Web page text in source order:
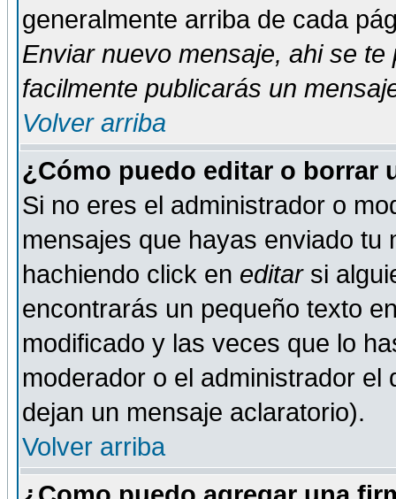
generalmente arriba de cada
Enviar nuevo mensaje, ahi se te
facilmente publicarás un
Volver arriba
¿Cómo puedo editar o borrar
Si no eres el administrador o
mensajes que hayas enviado tu
hachiendo click en editarsi
encontrarás un pequeño texto
modificado y las veces que lo
moderador o el administrador
dejan un mensaje aclaratorio).
Volver arriba